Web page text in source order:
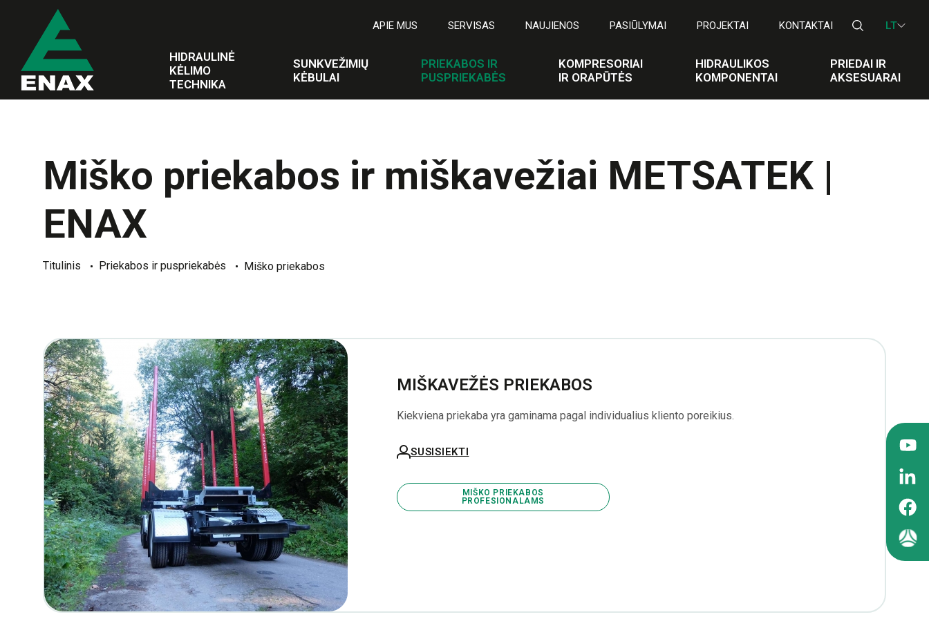
APIE MUS SERVISAS NAUJIENOS PASIŪLYMAI PROJEKTAI KONTAKTAI LT
HIDRAULINĖ
KĖLIMO
TECHNIKA
SUNKVEŽIMIŲ
KĖBULAI
PRIEKABOS IR
PUSPRIEKABĖS
KOMPRESORIAI
IR ORAPŪTĖS
HIDRAULIKOS
KOMPONENTAI
PRIEDAI IR
AKSESUARAI
Miško priekabos ir miškavežiai METSATEK |
ENAX
Titulinis Priekabos ir puspriekabės Miško priekabos
MIŠKAVEŽĖS PRIEKABOS
Kiekviena priekaba yra gaminama pagal individualius kliento poreikius.
SUSISIEKTI
MIŠKO PRIEKABOS
PROFESIONALAMS